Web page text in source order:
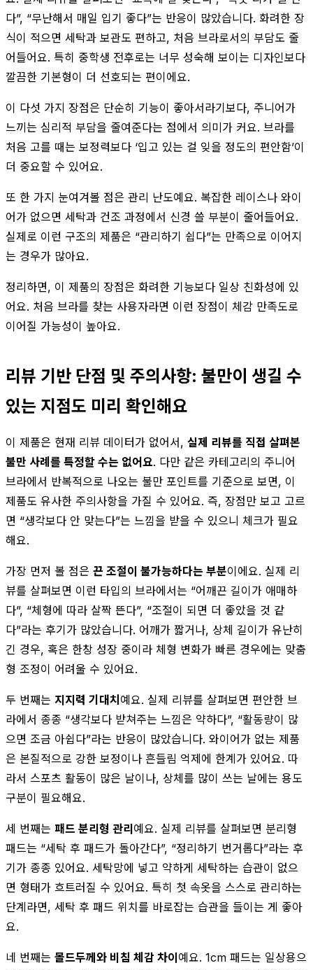
다”, “무난해서 매일 입기 좋다”는 반응이 많았습니다. 화려한 장
식이 적으면 세탁과 보관도 편하고, 처음 브라로서의 부담도 줄
어들어요. 특히 중학생 전후로는 너무 성숙해 보이는 디자인보다
깔끔한 기본형이 더 선호되는 편이에요.
이 다섯 가지 장점은 단순히 기능이 좋아서라기보다, 주니어가
느끼는 심리적 부담을 줄여준다는 점에서 의미가 커요. 브라를
처음 고를 때는 보정력보다 ‘입고 있는 걸 잊을 정도의 편안함’이
더 중요할 수 있어요.
또 한 가지 눈여겨볼 점은 관리 난도예요. 복잡한 레이스나 와이
어가 없으면 세탁과 건조 과정에서 신경 쓸 부분이 줄어들어요.
실제로 이런 구조의 제품은 “관리하기 쉽다”는 만족으로 이어지
는 경우가 많아요.
정리하면, 이 제품의 장점은 화려한 기능보다 일상 친화성에 있
어요. 처음 브라를 찾는 사용자라면 이런 장점이 체감 만족도로
이어질 가능성이 높아요.
리뷰 기반 단점 및 주의사항: 불만이 생길 수
있는 지점도 미리 확인해요
이 제품은 현재 리뷰 데이터가 없어서, 실제 리뷰를 직접 살펴본
불만 사례를 특정할 수는 없어요. 다만 같은 카테고리의 주니어
브라에서 반복적으로 나오는 불만 포인트를 기준으로 보면, 이
제품도 유사한 주의사항을 가질 수 있어요. 즉, 장점만 보고 고르
면 “생각보다 안 맞는다”는 느낌을 받을 수 있으니 체크가 필요
해요.
가장 먼저 볼 점은 끈 조절이 불가능하다는 부분이에요. 실제 리
뷰를 살펴보면 이런 타입의 브라에서는 “어깨끈 길이가 애매하
다”, “체형에 따라 살짝 뜬다”, “조절이 되면 더 좋았을 것 같
다”라는 후기가 많았습니다. 어깨가 짧거나, 상체 길이가 유난히
긴 경우, 혹은 한창 성장 중이라 체형 변화가 빠른 경우에는 맞춤
형 조정이 어려울 수 있어요.
두 번째는 지지력 기대치예요. 실제 리뷰를 살펴보면 편안한 브
라에서 종종 “생각보다 받쳐주는 느낌은 약하다”, “활동량이 많
으면 조금 아쉽다”라는 반응이 많았습니다. 와이어가 없는 제품
은 본질적으로 강한 보정이나 흔들림 억제에 한계가 있어요. 따
라서 스포츠 활동이 많은 날이나, 상체를 많이 쓰는 날에는 용도
구분이 필요해요.
세 번째는 패드 분리형 관리예요. 실제 리뷰를 살펴보면 분리형
패드는 “세탁 후 패드가 돌아간다”, “정리하기 번거롭다”라는 후
기가 종종 있어요. 세탁망에 넣고 약하게 세탁하는 습관이 없으
면 형태가 흐트러질 수 있어요. 특히 첫 속옷을 스스로 관리하는
단계라면, 세탁 후 패드 위치를 바로잡는 습관을 들이는 게 좋아
요.
네 번째는 몰드두께와 비침 체감 차이예요. 1cm 패드는 일상용으